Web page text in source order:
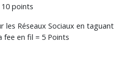
points
les Réseaux Sociaux en taguant
fee en fil = 5 Points